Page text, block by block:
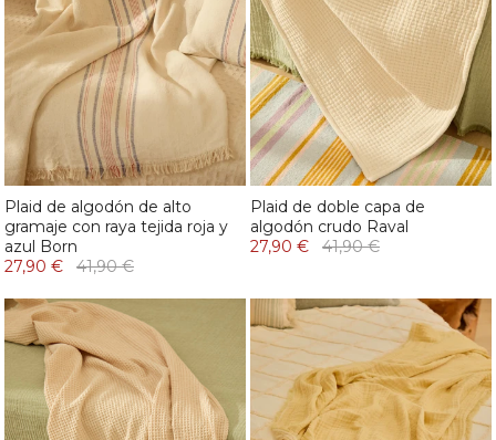
Plaid de algodón de alto
gramaje con raya tejida roja y
azul Born
27,90 €
41,90 €
Plaid de doble capa de
algodón crudo Raval
27,90 €
41,90 €